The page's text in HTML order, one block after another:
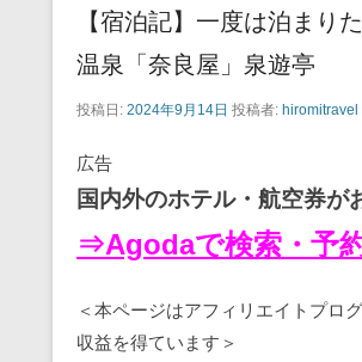
【宿泊記】一度は泊まり
温泉「奈良屋」泉遊亭
投稿日: 2024年9月14日 投稿者: hiromitravel
広告
国内外のホテル・航空券が
⇒Agodaで検索・予
＜本ページはアフィリエイトプロ
収益を得ています＞